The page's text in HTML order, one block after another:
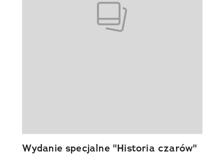
Wydanie specjalne "Historia czarów"